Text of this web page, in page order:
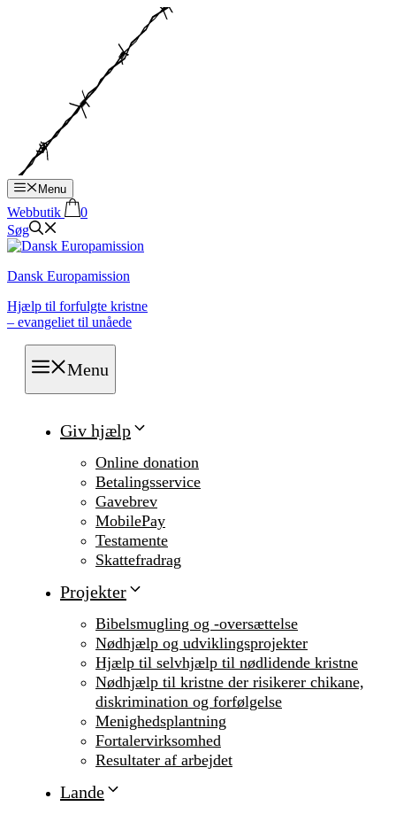
Menu
Webbutik
0
Søg
Dansk Europamission
Hjælp til forfulgte kristne
– evangeliet til unåede
Menu
Giv hjælp
Online donation
Betalingsservice
Gavebrev
MobilePay
Testamente
Skattefradrag
Projekter
Bibelsmugling og -oversættelse
Nødhjælp og udviklingsprojekter
Hjælp til selvhjælp til nødlidende kristne
Nødhjælp til kristne der risikerer chikane,
diskrimination og forfølgelse
Menighedsplantning
Fortalervirksomhed
Resultater af arbejdet
Lande